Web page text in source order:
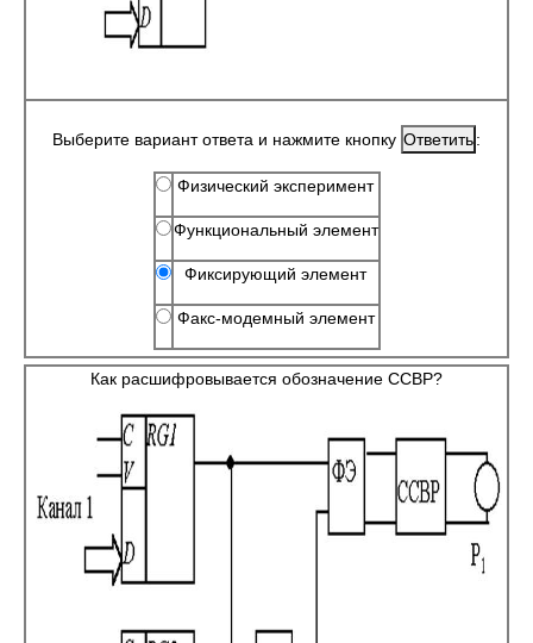
Выберите вариант ответа и нажмите кнопку :
Физический эксперимент
Функциональный элемент
Фиксирующий элемент
Факс-модемный элемент
Как расшифровывается обозначение ССВР?